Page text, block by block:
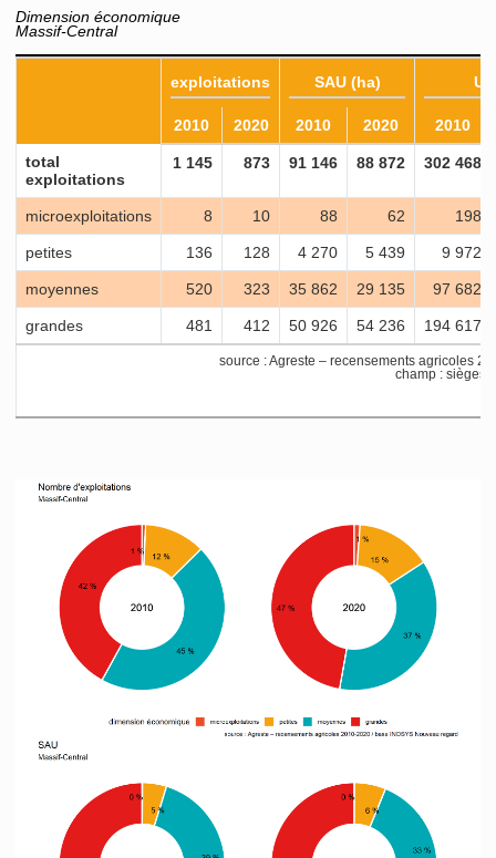
Dimension économique
Massif-Central
exploitations SAU (ha)
2010 2020 2010 2020 2010
total
exploitations
1 145 873 91 146 88 872 302 468
microexploitations 8 10 88 62 198
petites 136 128 4 270 5 439 9 972
moyennes 520 323 35 862 29 135 97 682
grandes 481 412 50 926 54 236 194 617
source : Agreste – recensements agricoles
champ : sièges